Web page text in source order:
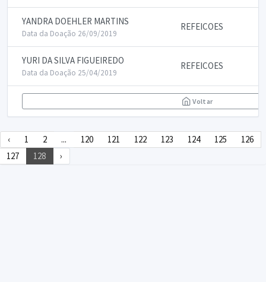
YANDRA DOEHLER MARTINS
Data da Doação 26/09/2019
REFEICOES
YURI DA SILVA FIGUEIREDO
Data da Doação 25/04/2019
REFEICOES
Voltar
‹ 1 2 ... 120 121 122 123 124 125
126
127
128 ›